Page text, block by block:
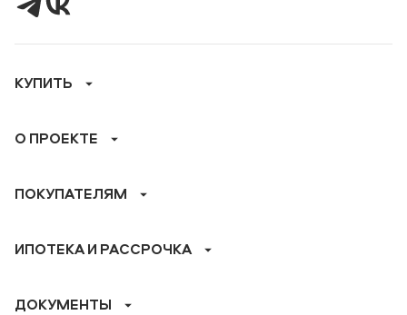
КУПИТЬ
О ПРОЕКТЕ
ПОКУПАТЕЛЯМ
ИПОТЕКА И РАССРОЧКА
ДОКУМЕНТЫ